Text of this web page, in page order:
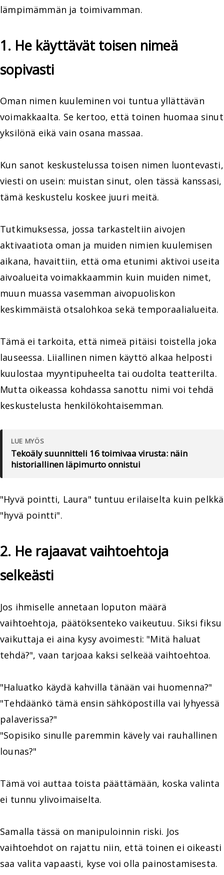
lämpimämmän ja toimivamman.
1. He käyttävät toisen nimeä
sopivasti
Oman nimen kuuleminen voi tuntua yllättävän
voimakkaalta. Se kertoo, että toinen huomaa sinut
yksilönä eikä vain osana massaa.
Kun sanot keskustelussa toisen nimen luontevasti,
viesti on usein: muistan sinut, olen tässä kanssasi,
tämä keskustelu koskee juuri meitä.
Tutkimuksessa, jossa tarkasteltiin aivojen
aktivaatiota oman ja muiden nimien kuulemisen
aikana, havaittiin, että oma etunimi aktivoi useita
aivoalueita voimakkaammin kuin muiden nimet,
muun muassa vasemman aivopuoliskon
keskimmäistä otsalohkoa sekä temporaalialueita.
Tämä ei tarkoita, että nimeä pitäisi toistella joka
lauseessa. Liiallinen nimen käyttö alkaa helposti
kuulostaa myyntipuheelta tai oudolta teatterilta.
Mutta oikeassa kohdassa sanottu nimi voi tehdä
keskustelusta henkilökohtaisemman.
LUE MYÖS
Tekoäly suunnitteli 16 toimivaa virusta: näin
historiallinen läpimurto onnistui
"Hyvä pointti, Laura" tuntuu erilaiselta kuin pelkkä
"hyvä pointti".
2. He rajaavat vaihtoehtoja
selkeästi
Jos ihmiselle annetaan loputon määrä
vaihtoehtoja, päätöksenteko vaikeutuu. Siksi fiksu
vaikuttaja ei aina kysy avoimesti: "Mitä haluat
tehdä?", vaan tarjoaa kaksi selkeää vaihtoehtoa.
"Haluatko käydä kahvilla tänään vai huomenna?"
"Tehdäänkö tämä ensin sähköpostilla vai lyhyessä
palaverissa?"
"Sopisiko sinulle paremmin kävely vai rauhallinen
lounas?"
Tämä voi auttaa toista päättämään, koska valinta
ei tunnu ylivoimaiselta.
Samalla tässä on manipuloinnin riski. Jos
vaihtoehdot on rajattu niin, että toinen ei oikeasti
saa valita vapaasti, kyse voi olla painostamisesta.